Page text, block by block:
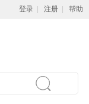
登录 注册 帮助